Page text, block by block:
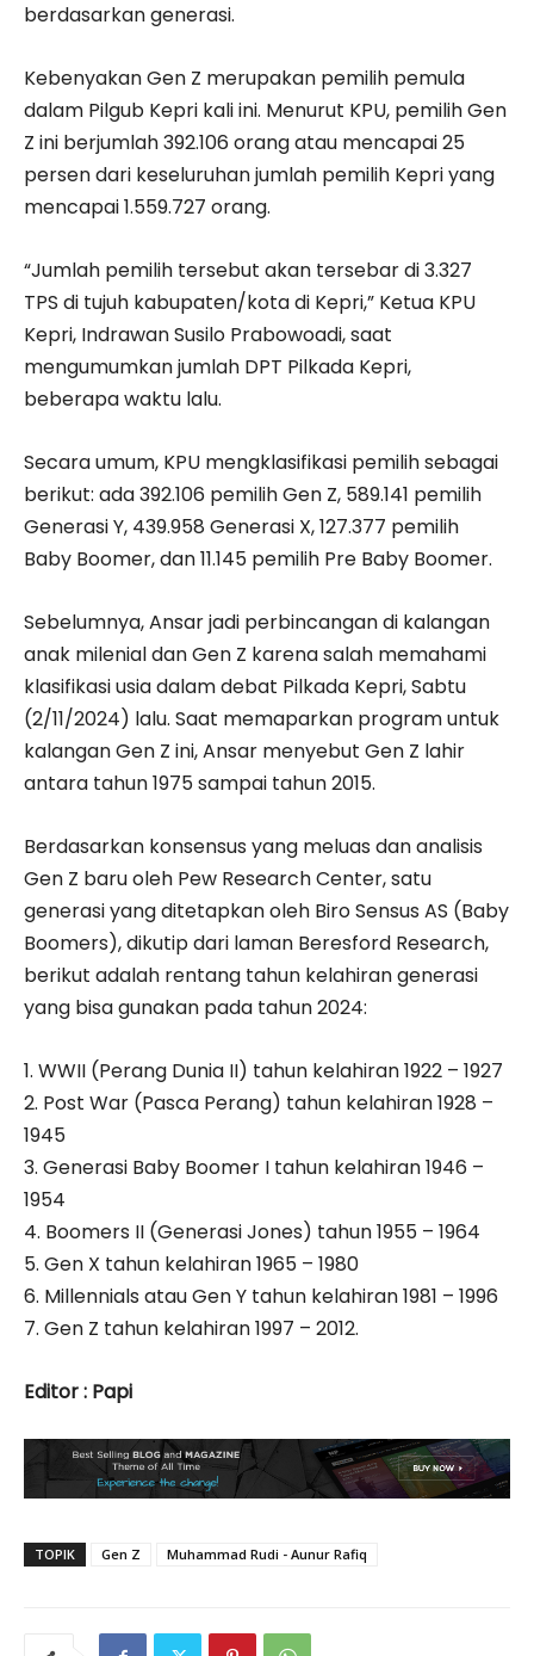
berdasarkan generasi.
Kebenyakan Gen Z merupakan pemilih pemula
dalam Pilgub Kepri kali ini. Menurut KPU, pemilih Gen
Z ini berjumlah 392.106 orang atau mencapai 25
persen dari keseluruhan jumlah pemilih Kepri yang
mencapai 1.559.727 orang.
“Jumlah pemilih tersebut akan tersebar di 3.327
TPS di tujuh kabupaten/kota di Kepri,” Ketua KPU
Kepri, Indrawan Susilo Prabowoadi, saat
mengumumkan jumlah DPT Pilkada Kepri,
beberapa waktu lalu.
Secara umum, KPU mengklasifikasi pemilih sebagai
berikut: ada 392.106 pemilih Gen Z, 589.141 pemilih
Generasi Y, 439.958 Generasi X, 127.377 pemilih
Baby Boomer, dan 11.145 pemilih Pre Baby Boomer.
Sebelumnya, Ansar jadi perbincangan di kalangan
anak milenial dan Gen Z karena salah memahami
klasifikasi usia dalam debat Pilkada Kepri, Sabtu
(2/11/2024) lalu. Saat memaparkan program untuk
kalangan Gen Z ini, Ansar menyebut Gen Z lahir
antara tahun 1975 sampai tahun 2015.
Berdasarkan konsensus yang meluas dan analisis
Gen Z baru oleh Pew Research Center, satu
generasi yang ditetapkan oleh Biro Sensus AS (Baby
Boomers), dikutip dari laman Beresford Research,
berikut adalah rentang tahun kelahiran generasi
yang bisa gunakan pada tahun 2024:
1. WWII (Perang Dunia II) tahun kelahiran 1922 – 1927
2. ⁠Post War (Pasca Perang) tahun kelahiran 1928 –
1945
3. ⁠Generasi Baby Boomer I tahun kelahiran 1946 –
1954
4. ⁠Boomers II (Generasi Jones) tahun 1955 – 1964
5. ⁠Gen X tahun kelahiran 1965 – 1980
6. ⁠Millennials atau Gen Y tahun kelahiran 1981 – 1996
7. ⁠Gen Z tahun kelahiran 1997 – 2012.
Editor : Papi
TOPIK Gen Z Muhammad Rudi - Aunur Rafiq